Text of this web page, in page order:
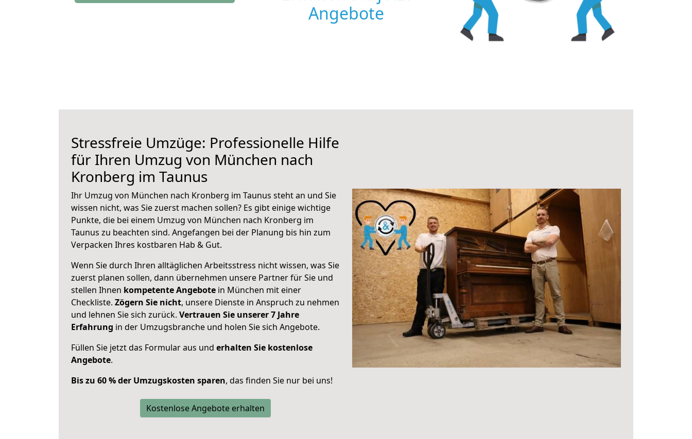
Angebote
Stressfreie Umzüge: Professionelle Hilfe
für Ihren Umzug von München nach
Kronberg im Taunus
Ihr Umzug von München nach Kronberg im Taunus steht an und Sie
wissen nicht, was Sie zuerst machen sollen? Es gibt einige wichtige
Punkte, die bei einem Umzug von München nach Kronberg im
Taunus zu beachten sind. Angefangen bei der Planung bis hin zum
Verpacken Ihres kostbaren Hab & Gut.
Wenn Sie durch Ihren alltäglichen Arbeitsstress nicht wissen, was Sie
zuerst planen sollen, dann übernehmen unsere Partner für Sie und
stellen Ihnen kompetente Angebote in München mit einer
Checkliste. Zögern Sie nicht, unsere Dienste in Anspruch zu nehmen
und lehnen Sie sich zurück. Vertrauen Sie unserer 7 Jahre
Erfahrung in der Umzugsbranche und holen Sie sich Angebote.
Füllen Sie jetzt das Formular aus und erhalten Sie kostenlose
Angebote.
Bis zu 60 % der Umzugskosten sparen, das finden Sie nur bei uns!
Kostenlose Angebote erhalten